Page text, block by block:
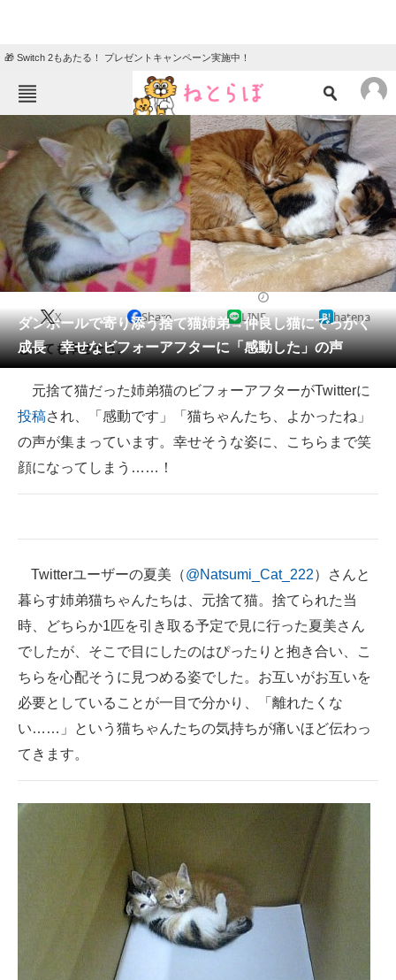
🎁 Switch 2もあたる！ プレゼントキャンペーン実施中！
ねとらぼメニュー
TOP ニュース
エンタメ クイズ
グルメ 地域
住まい 教育・育児
動物 リサーチ
会員記事
メディア
注目記事を集めた総合ページ
ITの今と未来を見通す
スマホと通信の最新トレンド
ビジネスと働き方のヒント
AI活用のいまが分かる
企業ITのトレンドを詳説
経営リーダーのコミュニティ
マーケ×ITの今がよく分かる
企業向けIT製品の総合サイト
IT製品の技術・比較・事例
製造業のIT導入・活用を支援
モノづくり技術者専門サイト
エレクトロニクス専門サイト
ダンボールで寄り添う捨て猫姉弟→仲良し猫にでっかく
成長 幸せなビフォーアフターに「感動した」の声
X Share LINE hatena
とっても幸せそう。
元捨て猫だった姉弟猫のビフォーアフターがTwitterに
投稿され、「感動です」「猫ちゃんたち、よかったね」
の声が集まっています。幸せそうな姿に、こちらまで笑
顔になってしまう……！
Twitterユーザーの夏美（@Natsumi_Cat_222）さんと
暮らす姉弟猫ちゃんたちは、元捨て猫。捨てられた当
時、どちらか1匹を引き取る予定で見に行った夏美さん
でしたが、そこで目にしたのはぴったりと抱き合い、こ
ちらを心配そうに見つめる姿でした。お互いがお互いを
必要としていることが一目で分かり、「離れたくな
い……」という猫ちゃんたちの気持ちが痛いほど伝わっ
てきます。